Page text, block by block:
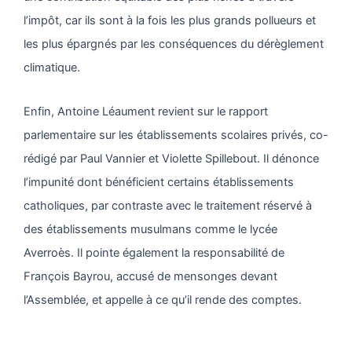
l’impôt, car ils sont à la fois les plus grands pollueurs et
les plus épargnés par les conséquences du dérèglement
climatique.
Enfin, Antoine Léaument revient sur le rapport
parlementaire sur les établissements scolaires privés, co-
rédigé par Paul Vannier et Violette Spillebout. Il dénonce
l’impunité dont bénéficient certains établissements
catholiques, par contraste avec le traitement réservé à
des établissements musulmans comme le lycée
Averroès. Il pointe également la responsabilité de
François Bayrou, accusé de mensonges devant
l’Assemblée, et appelle à ce qu’il rende des comptes.